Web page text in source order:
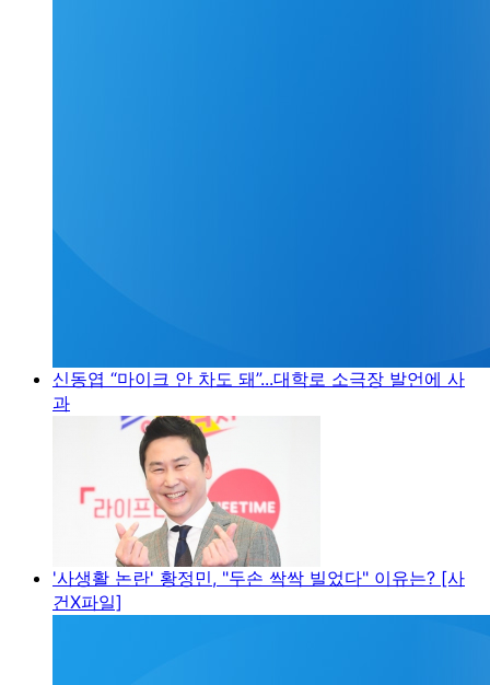
신동엽 “마이크 안 차도 돼”...대학로 소극장 발언에 사
과
'사생활 논란' 황정민, "두손 싹싹 빌었다" 이유는? [사
건X파일]